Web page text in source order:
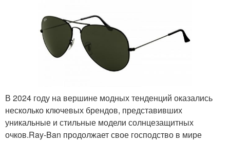
В 2024 году на вершине модных тенденций оказались
несколько ключевых брендов, представивших
уникальные и стильные модели солнцезащитных
очков.Ray-Ban продолжает свое господство в мире